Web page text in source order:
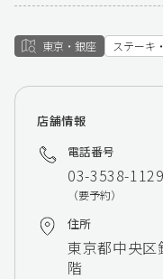
東京・銀座 ステーキ
店舗情報
電話番号
03-3538-1129
（要予約）
住所
東京都中央
階